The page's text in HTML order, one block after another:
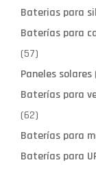
Baterias para
Baterías para
(57)
Paneles solares
Baterías para
(62)
Baterías para
Baterías para